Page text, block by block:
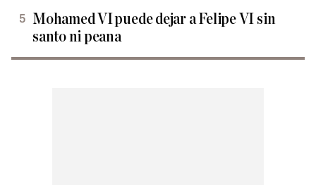
Mohamed VI puede dejar a Felipe VI sin
santo ni peana